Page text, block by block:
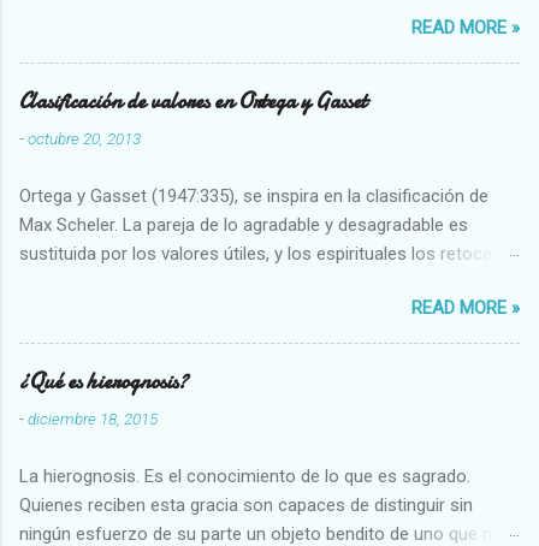
READ MORE »
Clasificación de valores en Ortega y Gasset
-octubre 20, 2013
Ortega y Gasset (1947:335), se inspira en la clasificación de
Max Scheler. La pareja de lo agradable y desagradable es
sustituida por los valores útiles, y los espirituales los retoca.
Abundante-Escaso,etc 2 VITALES Sano-Enfermo Selecto-
Vulgar Enérgico-Inerte Fuerte-Débil,etc. 3 ESPIRITUALES a)
Intelectuales Conocimiento-Error Exacto-Aproximado
Evidente-Probable,etc b) Morales Bueno-malo Bondadoso-
malvado Justo-Injusto Escrupuloso-Relajado Leal-Desleal,etc.
Armonioso-Inarmonioso 4 RELIGIOSOS Santo-Pr...
READ MORE »
¿Qué es hierognosis?
-diciembre 18, 2015
La hierognosis. Es el conocimiento de lo que es sagrado.
Quienes reciben esta gracia son capaces de distinguir sin
ningún esfuerzo de su parte un objeto bendito de uno que no